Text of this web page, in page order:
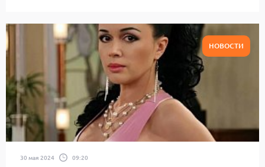
НОВОСТИ
30 мая 2024 09:20